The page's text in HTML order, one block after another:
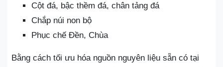
Cột đá, bậc thềm đá, chân tảng đá
Chắp núi non bộ
Phục chế Đền, Chùa
Bằng cách tối ưu hóa nguồn nguyên liệu sẵn có tại